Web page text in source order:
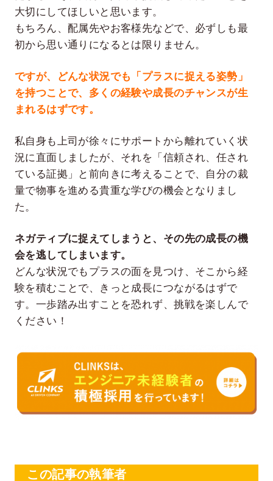
大切にしてほしいと思います。
もちろん、配属先やお客様先などで、必ずしも最
初から思い通りになるとは限りません。
ですが、どんな状況でも「プラスに捉える姿勢」
を持つことで、多くの経験や成長のチャンスが生
まれるはずです。
私自身も上司が徐々にサポートから離れていく状
況に直面しましたが、それを「信頼され、任され
ている証拠」と前向きに考えることで、自分の裁
量で物事を進める貴重な学びの機会となりまし
た。
ネガティブに捉えてしまうと、その先の成長の機
会を逃してしまいます。
どんな状況でもプラスの面を見つけ、そこから経
験を積むことで、きっと成長につながるはずで
す。一歩踏み出すことを恐れず、挑戦を楽しんで
ください！
この記事の執筆者